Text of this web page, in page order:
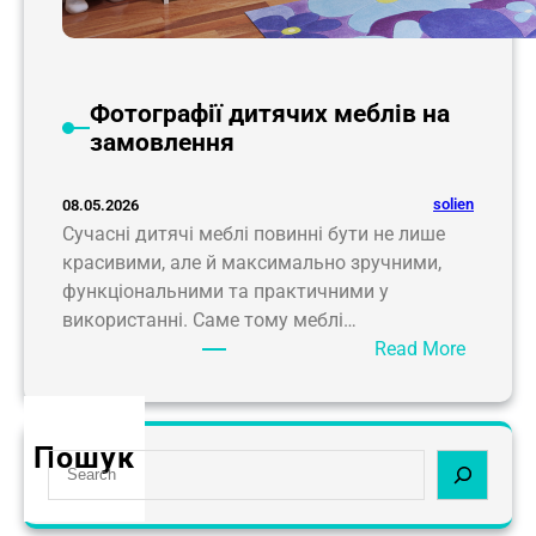
а
з
е
Фотографії дитячих меблів на
замовлення
08.05.2026 solien
Сучасні дитячі меблі повинні бути не лише
красивими, але й максимально зручними,
функціональними та практичними у
використанні. Саме тому меблі…
Read More:
о
т
о
р
Пошук
S
a